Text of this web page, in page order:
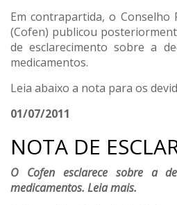
Em contrapartida, o Conselho
(Cofen) publicou
de esclarecimento sobre a
medicamentos.
Leia abaixo a nota para os
01/07/2011
NOTA DE
O Cofen esclarece sobre a
medicamentos. Leia mais.